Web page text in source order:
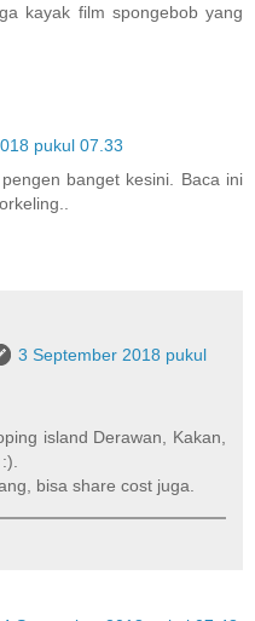
kayak film spongebob yang
pukul 07.33
banget kesini. Baca ini
3 September 2018 pukul
island Derawan, Kakan,
bisa share cost juga.